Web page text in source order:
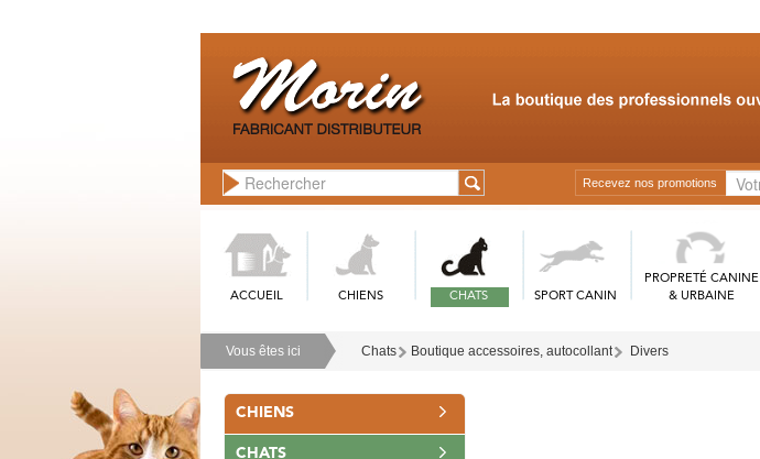
Recevez nos promotions
ACCUEIL CHIENS CHATS SPORT CANIN
PROPRETÉ CANINE
& URBAINE
Vous êtes ici Chats Boutique accessoires, autocollant Divers
CHIENS
CHATS